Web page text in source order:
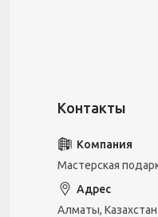
Мастерская
Алматы, Казахстан